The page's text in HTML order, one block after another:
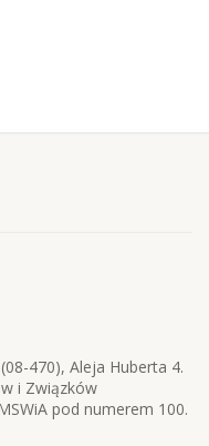
470), Aleja Huberta 4.
i Związków
pod numerem 100.